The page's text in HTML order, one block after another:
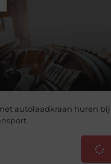
autolaadkraan huren bij